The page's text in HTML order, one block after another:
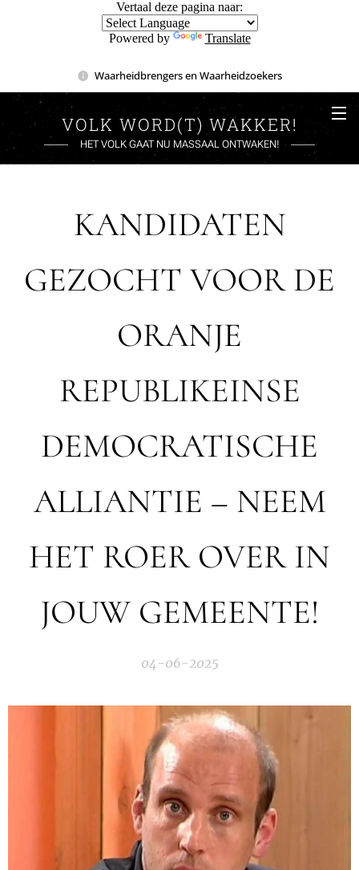
Vertaal deze pagina naar:
Powered by Translate
Waarheidbrengers en Waarheidzoekers
VOLK WORD(T) WAKKER!
HET VOLK GAAT NU MASSAAL ONTWAKEN!
KANDIDATEN
GEZOCHT VOOR DE
ORANJE
REPUBLIKEINSE
DEMOCRATISCHE
ALLIANTIE – NEEM
HET ROER OVER IN
JOUW GEMEENTE!
04-06-2025